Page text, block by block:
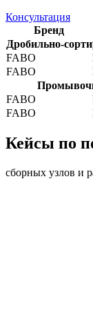
Консультация
Бренд
Дробильно-
FABO
FABO
FABO
FABO
Кейсы по
сборных узлов и